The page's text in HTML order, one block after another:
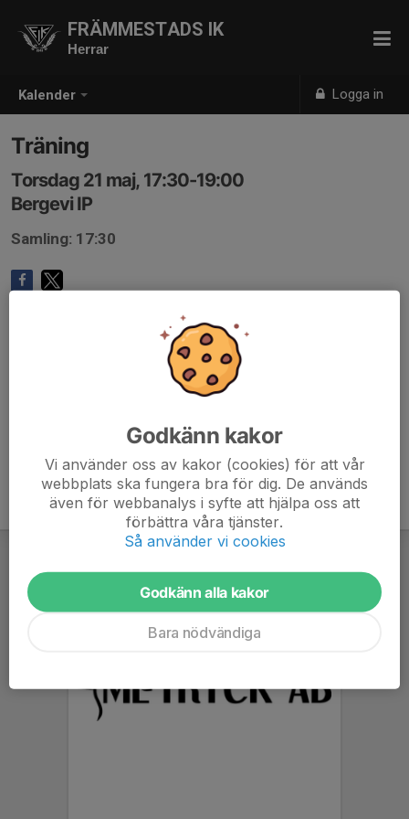
Kalender Logga in
FRÄMMESTADS IK
Herrar
Träning
Torsdag 21 maj, 17:30-19:00
Bergevi IP
Samling: 17:30
Godkänn kakor
Vi använder oss av kakor (cookies) för att vår
webbplats ska fungera bra för dig. De används
även för webbanalys i syfte att hjälpa oss att
förbättra våra tjänster.
Så använder vi cookies
Godkänn alla kakor
Bara nödvändiga